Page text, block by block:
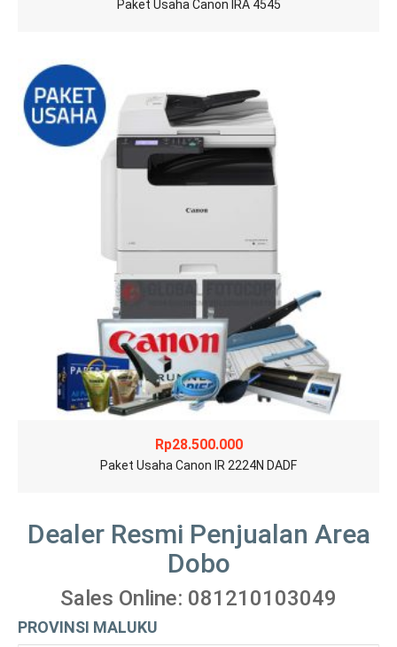
Paket Usaha Canon IRA 4545
Rp28.500.000
Paket Usaha Canon IR 2224N DADF
Dealer Resmi Penjualan Area
Dobo
Sales Online: 081210103049
PROVINSI MALUKU